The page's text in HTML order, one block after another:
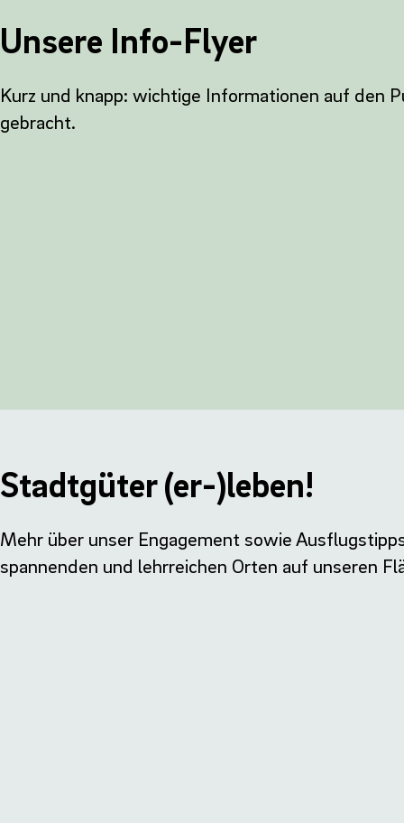
Unsere Info-Flyer
Kurz und knapp: wichtige Informationen auf den
gebracht.
Stadtgüter (er-)leben!
Mehr über unser Engagement sowie
spannenden und lehrreichen Orten auf unseren